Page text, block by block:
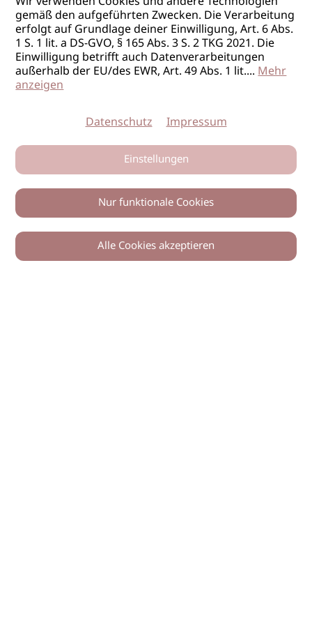
0
gemäß den aufgeführten Zwecken. Die Verarbeitung
erfolgt auf Grundlage deiner Einwilligung, Art. 6 Abs.
1 S. 1 lit. a DS-GVO, § 165 Abs. 3 S. 2 TKG 2021. Die
Einwilligung betrifft auch Datenverarbeitungen
außerhalb der EU/des EWR, Art. 49 Abs. 1 lit....Mehr
anzeigen
Datenschutz Impressum
Einstellungen
Nur funktionale Cookies
Alle Cookies akzeptieren